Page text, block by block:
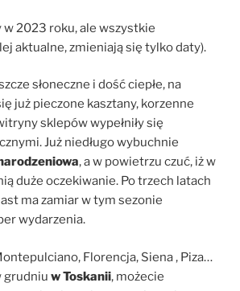
w 2023 roku, ale wszystkie
aktualne, zmieniają się tylko daty).
słoneczne i dość ciepłe, na
już pieczone kasztany, korzenne
sklepów wypełniły się
Już niedługo wybuchnie
, a w powietrzu czuć, iż w
duże oczekiwanie. Po trzech latach
ma zamiar w tym sezonie
wydarzenia.
Florencja, Siena , Piza…
grudniu w Toskanii, możecie